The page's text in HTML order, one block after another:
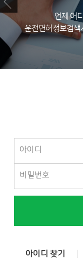
언제 어
운전면허정보검색
아이디 찾기